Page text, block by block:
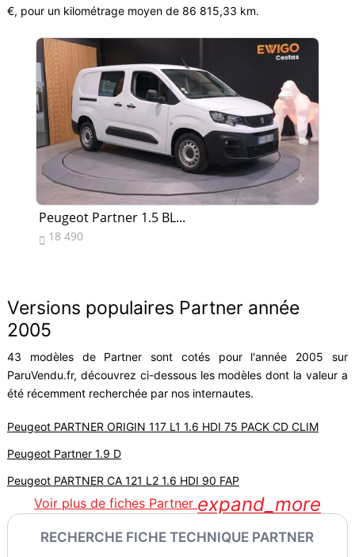
€, pour un kilométrage moyen de 86 815,33 km.
Peugeot Partner 1.5 BL...
 18 490
Versions populaires Partner année
2005
43 modèles de Partner sont cotés pour l'année 2005 sur
ParuVendu.fr, découvrez ci-dessous les modèles dont la valeur a
été récemment recherchée par nos internautes.
Peugeot PARTNER ORIGIN 117 L1 1.6 HDI 75 PACK CD CLIM
Peugeot Partner 1.9 D
Peugeot PARTNER CA 121 L2 1.6 HDI 90 FAP
Voir plus de fiches Partner expand_more
RECHERCHE FICHE TECHNIQUE PARTNER